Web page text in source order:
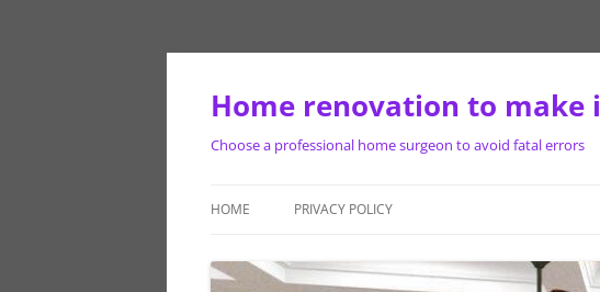
Skip
Home renovation to
Choose a professional home surgeon to avoid fatal errors
HOME PRIVACY POLICY